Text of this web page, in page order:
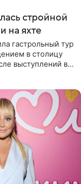
стройной
на яхте
гастрольный тур
в столицу
выступлений в